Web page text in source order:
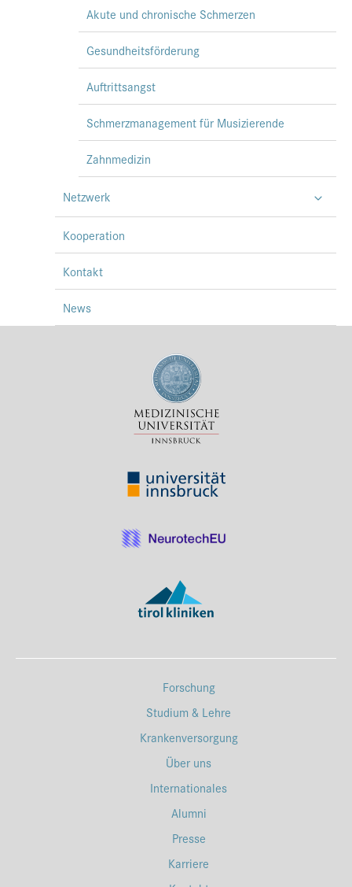
Akute und chronische Schmerzen
Gesundheitsförderung
Auftrittsangst
Schmerzmanagement für Musizierende
Zahnmedizin
Netzwerk
Kooperation
Kontakt
News
Forschung
Studium & Lehre
Krankenversorgung
Über uns
Internationales
Alumni
Presse
Karriere